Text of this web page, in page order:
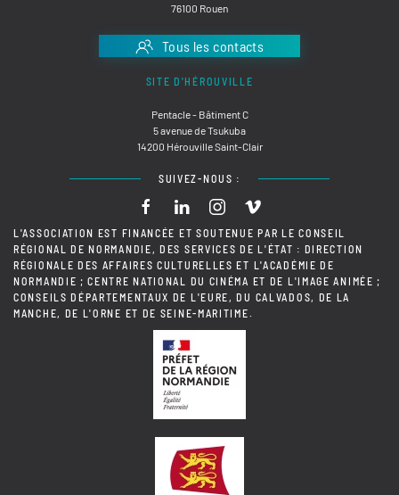
76100 Rouen
Tous les contacts
SITE D'HÉROUVILLE
Pentacle - Bâtiment C
5 avenue de Tsukuba
14200 Hérouville Saint-Clair
SUIVEZ-NOUS :
L'ASSOCIATION EST FINANCÉE ET SOUTENUE PAR LE CONSEIL
RÉGIONAL DE NORMANDIE, DES SERVICES DE L'ÉTAT : DIRECTION
RÉGIONALE DES AFFAIRES CULTURELLES ET L'ACADÉMIE DE
NORMANDIE ; CENTRE NATIONAL DU CINÉMA ET DE L'IMAGE ANIMÉE ;
CONSEILS DÉPARTEMENTAUX DE L'EURE, DU CALVADOS, DE LA
MANCHE, DE L'ORNE ET DE SEINE-MARITIME.